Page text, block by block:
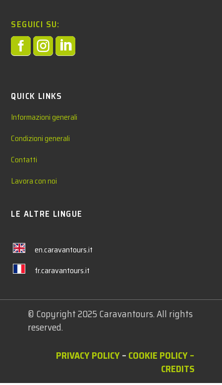
SEGUICI SU:

QUICK LINKS
Informazioni generali
Condizioni generali
Contatti
Lavora con noi
LE ALTRE LINGUE
en.caravantours.it
fr.caravantours.it
© Copyright 2025 Caravantours. All rights
reserved.
PRIVACY POLICY– COOKIE POLICY–
CREDITS